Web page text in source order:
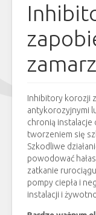
Inhibitory korozji
antykorozyjnymi
chronią instalacje
tworzeniem się
Szkodliwe
powodować
zatkanie
pompy ciepła i
instalacji i